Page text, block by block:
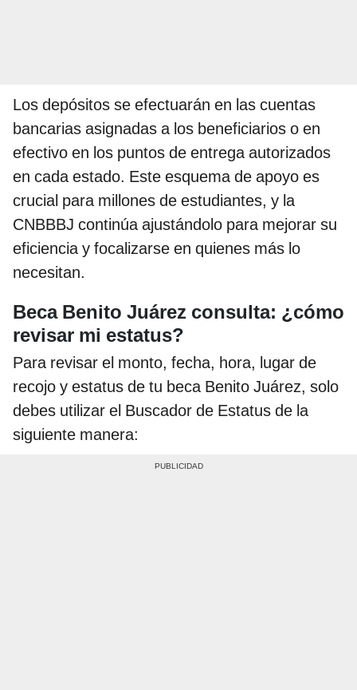
Los depósitos se efectuarán en las cuentas
bancarias asignadas a los beneficiarios o en
efectivo en los puntos de entrega autorizados
en cada estado. Este esquema de apoyo es
crucial para millones de estudiantes, y la
CNBBBJ continúa ajustándolo para mejorar su
eficiencia y focalizarse en quienes más lo
necesitan.
Beca Benito Juárez consulta: ¿cómo
revisar mi estatus?
Para revisar el monto, fecha, hora, lugar de
recojo y estatus de tu beca Benito Juárez, solo
debes utilizar el Buscador de Estatus de la
siguiente manera: